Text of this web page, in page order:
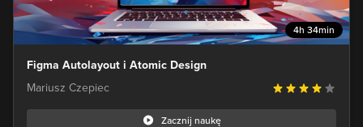
4h 34min
Figma Autolayout i Atomic Design
Mariusz Czepiec
Zacznij naukę